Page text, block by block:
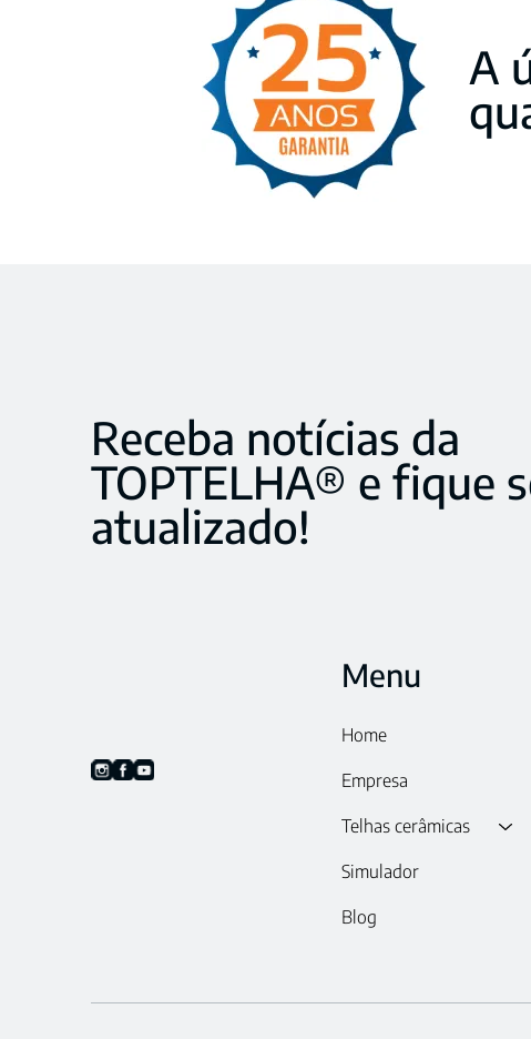
A
Receba notícias da
TOPTELHA® e fique
atualizado!
Menu
Home
Empresa
Telhas cerâmicas
Simulador
Blog